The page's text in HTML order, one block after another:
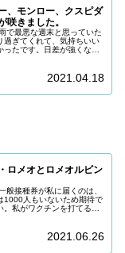
、モンロー、クスピダ
咲きました。
で最悪な週末と思っていた
過ぎてくれて、気持ちいい
ったです。日差が強くなり
2021.04.18
ロメオとロメオルビン
般接種券が私に届くのは、
1000人もいないため期待で
私がワクチンを打てるの
2021.06.26